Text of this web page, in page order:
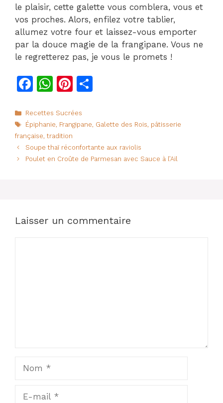
le plaisir, cette galette vous comblera, vous et
vos proches. Alors, enfilez votre tablier,
allumez votre four et laissez-vous emporter
par la douce magie de la frangipane. Vous ne
le regretterez pas, je vous le promets !
F
c
e
b
o
W
at
s
A
p
Pi
te
re
st
g
er
Catégories
Recettes Sucrées
Étiquettes
Épiphanie, Frangipane, Galette des Rois, pâtisserie
française,tradition
Soupe thaï réconfortante aux raviolis
Poulet en Croûte de Parmesan avec Sauce à l’Ail
Laisser un commentaire